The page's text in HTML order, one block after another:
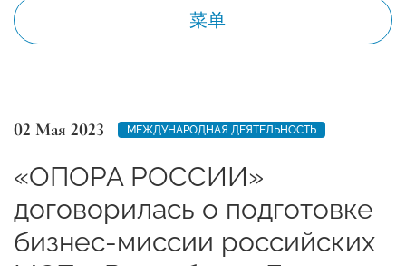
菜单
02 Мая 2023 МЕЖДУНАРОДНАЯ ДЕЯТЕЛЬНОСТЬ
«ОПОРА РОССИИ»
договорилась о подготовке
бизнес-миссии российских